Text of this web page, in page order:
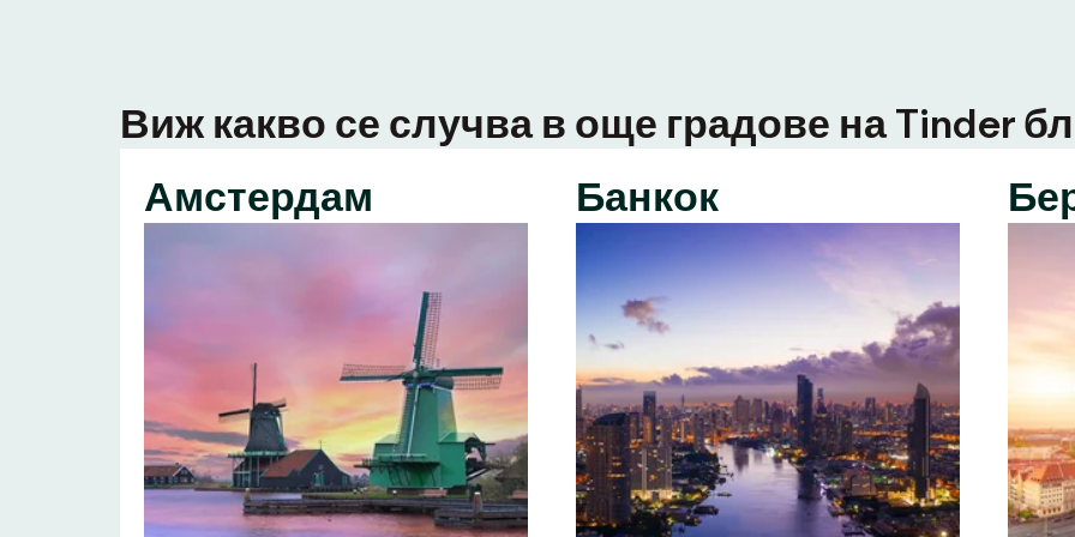
Виж какво се случва в още градове на Tinder
Амстердам
Банкок